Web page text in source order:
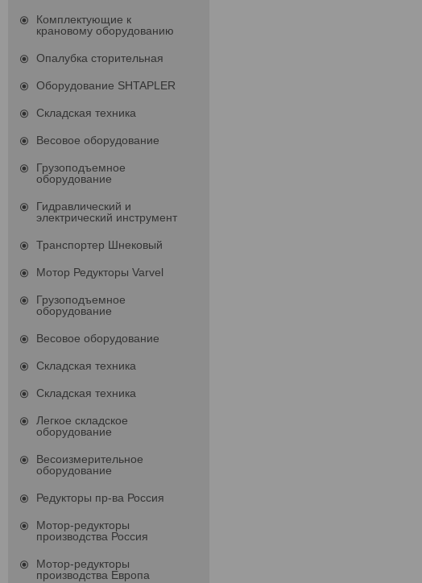
Комплектующие к
крановому оборудованию
Опалубка сторительная
Оборудование SHTAPLER
Складская техника
Весовое оборудование
Грузоподъемное
оборудование
Гидравлический и
электрический инструмент
Транспортер Шнековый
Мотор Редукторы Varvel
Грузоподъемное
оборудование
Весовое оборудование
Складская техника
Складская техника
Легкое складское
оборудование
Весоизмерительное
оборудование
Редукторы пр-ва Россия
Мотор-редукторы
производства Россия
Мотор-редукторы
производства Европа